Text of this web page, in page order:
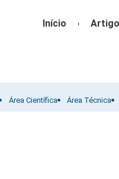
Início
Área Científica Área Técnica